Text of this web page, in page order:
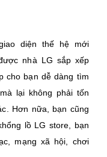
diện thế hệ mới
nhà LG sắp xếp
cho bạn dễ dàng tìm
lại không phải tốn
Hơn nữa, bạn cũng
lồ LG store, bạn
mạng xã hội, chơi